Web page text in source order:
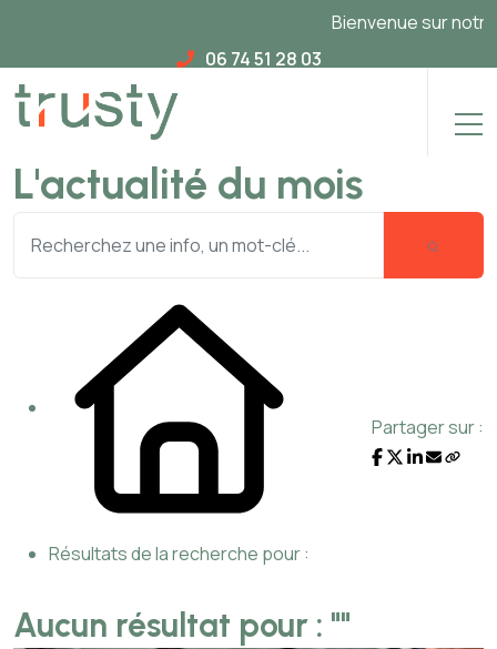
Bienvenue sur notre
06 74 51 28 03
L'actualité du mois
Résultats de la recherche pour :
Partager sur :
Aucun résultat pour : ""